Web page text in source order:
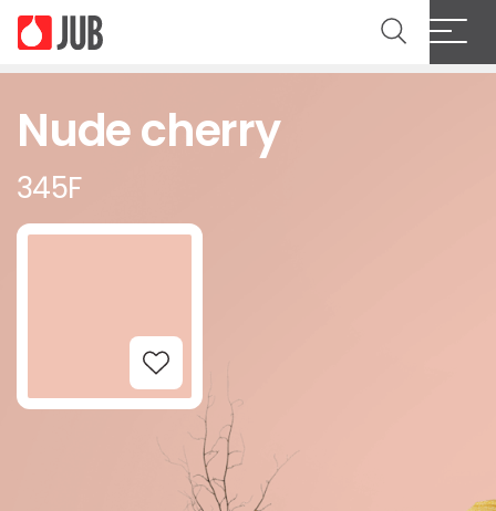
Nude cherry
345F
Add to Wishlist